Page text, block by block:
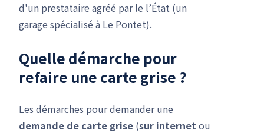
d'un prestataire agréé par le l’État (un
garage spécialisé à Le Pontet).
Quelle démarche pour
refaire une carte grise ?
Les démarches pour demander une
demande de carte grise (sur internetou